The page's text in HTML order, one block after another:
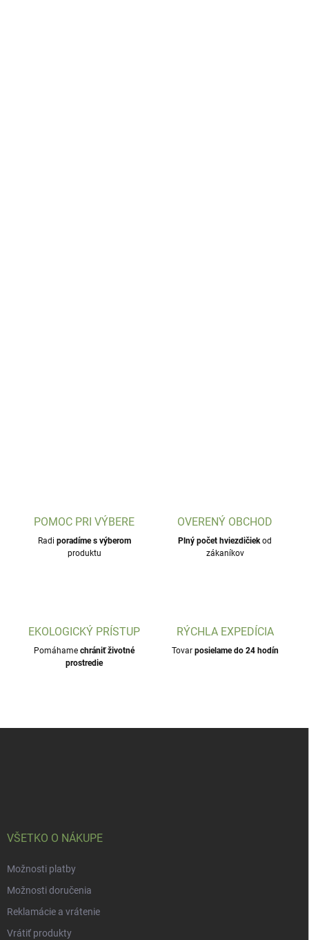
POMOC PRI VÝBERE
Radi poradíme s výberom
produktu
OVERENÝ OBCHOD
Plný počet hviezdičiekod
zákaníkov
EKOLOGICKÝ PRÍSTUP
Pomáhame chrániť životné
prostredie
RÝCHLA EXPEDÍCIA
Tovar posielame do 24 hodín
VŠETKO O NÁKUPE
Možnosti platby
Možnosti doručenia
Reklamácie a vrátenie
Vrátiť produkty